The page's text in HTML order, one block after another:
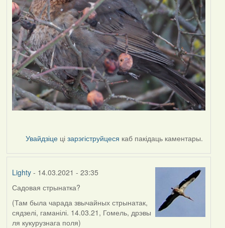
Увайдзіце цізарэгіструйцеся каб пакідаць каментары.
Lighty- 14.03.2021 - 23:35
Садовая стрынатка?
(Там была чарада звычайных стрынатак,
сядзелі, гаманілі. 14.03.21, Гомель, дрэвы
ля кукурузнага поля)